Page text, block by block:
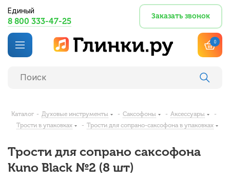
Единый
8 800 333-47-25
Заказать звонок
0
Каталог - Духовые инструменты - Саксофоны - Аксессуары
-
Трости в упаковках
- Трости для сопрано-саксофона в упаковках
Трости для сопрано саксофона
Kuno Black №2 (8 шт)